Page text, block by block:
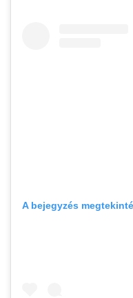
A bejegyzés